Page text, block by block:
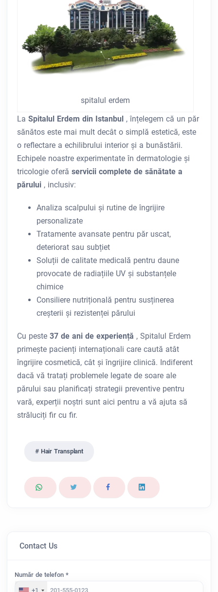
spitalul erdem
La Spitalul Erdem din Istanbul , înțelegem că un păr
sănătos este mai mult decât o simplă estetică, este
o reflectare a echilibrului interior și a bunăstării.
Echipele noastre experimentate în dermatologie și
tricologie oferă servicii complete de sănătate a
părului , inclusiv:
Analiza scalpului și rutine de îngrijire
personalizate
Tratamente avansate pentru păr uscat,
deteriorat sau subțiet
Soluții de calitate medicală pentru daune
provocate de radiațiile UV și substanțele
chimice
Consiliere nutrițională pentru susținerea
creșterii și rezistenței părului
Cu peste 37 de ani de experiență , Spitalul Erdem
primește pacienți internaționali care caută atât
îngrijire cosmetică, cât și îngrijire clinică. Indiferent
dacă vă tratați problemele legate de soare ale
părului sau planificați strategii preventive pentru
vară, experții noștri sunt aici pentru a vă ajuta să
străluciți fir cu fir.
Hair Transplant
Contact Us
Număr de telefon *
+1